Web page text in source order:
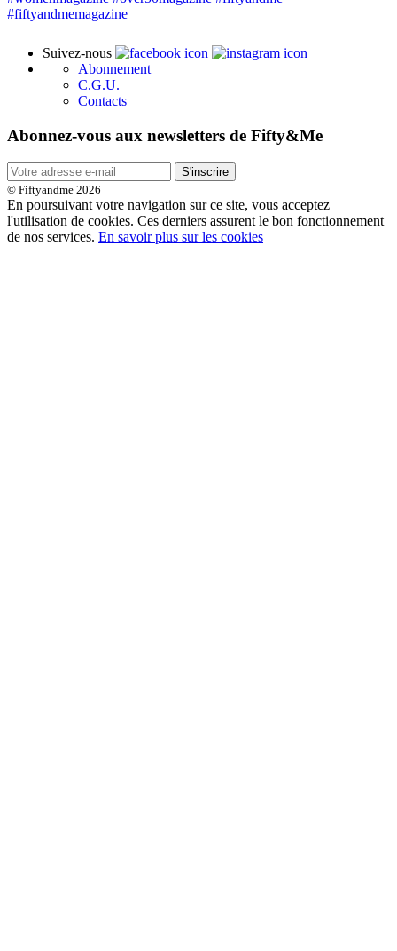
Suivez-nous
Abonnement
C.G.U.
Contacts
Abonnez-vous aux newsletters de Fifty&Me
S'inscrire
© Fiftyandme 2026
En poursuivant votre navigation sur ce site, vous acceptez
l'utilisation de cookies. Ces derniers assurent le bon fonctionnement
de nos services. En savoir plus sur les cookies